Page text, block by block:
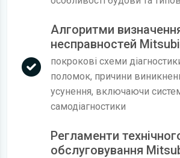
Алгоритми
несправностей
покрокові схеми
поломок, причини
усунення, включаючи
самодіагностики
Регламенти
обслуговування